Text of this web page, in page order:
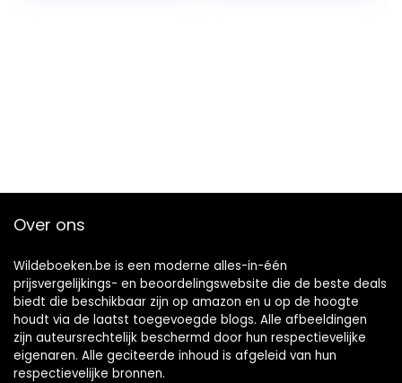
Over ons
Wildeboeken.be is een moderne alles-in-één
prijsvergelijkings- en beoordelingswebsite die de beste deals
biedt die beschikbaar zijn op amazon en u op de hoogte
houdt via de laatst toegevoegde blogs. Alle afbeeldingen
zijn auteursrechtelijk beschermd door hun respectievelijke
eigenaren. Alle geciteerde inhoud is afgeleid van hun
respectievelijke bronnen.